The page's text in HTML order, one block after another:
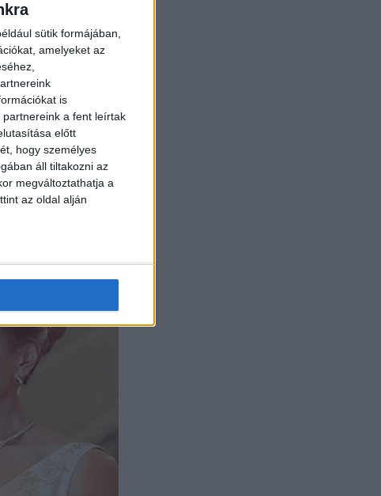
sütik formájában,
amelyeket az
is
a fent leírtak
előtt
hogy személyes
áll tiltakozni az
megváltoztathatja a
az oldal alján